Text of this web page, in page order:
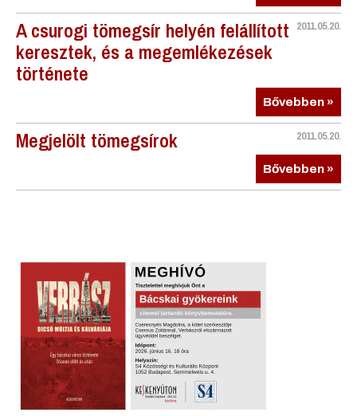
2011.05.20.
A csurogi tömegsír helyén felállított
keresztek, és a megemlékezések
története
Bővebben »
2011.05.20.
Megjelölt tömegsírok
Bővebben »